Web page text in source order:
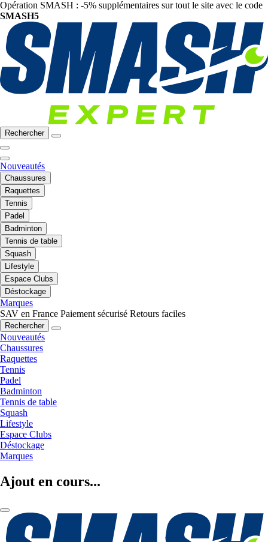
Opération SMASH : -5% supplémentaires sur tout le site avec le code
SMASH5
Rechercher
Nouveautés
Chaussures
Raquettes
Tennis
Padel
Badminton
Tennis de table
Squash
Lifestyle
Espace Clubs
Déstockage
Marques
SAV en France Paiement sécurisé Retours faciles
Rechercher
Nouveautés
Chaussures
Raquettes
Tennis
Padel
Badminton
Tennis de table
Squash
Lifestyle
Espace Clubs
Déstockage
Marques
Ajout en cours...